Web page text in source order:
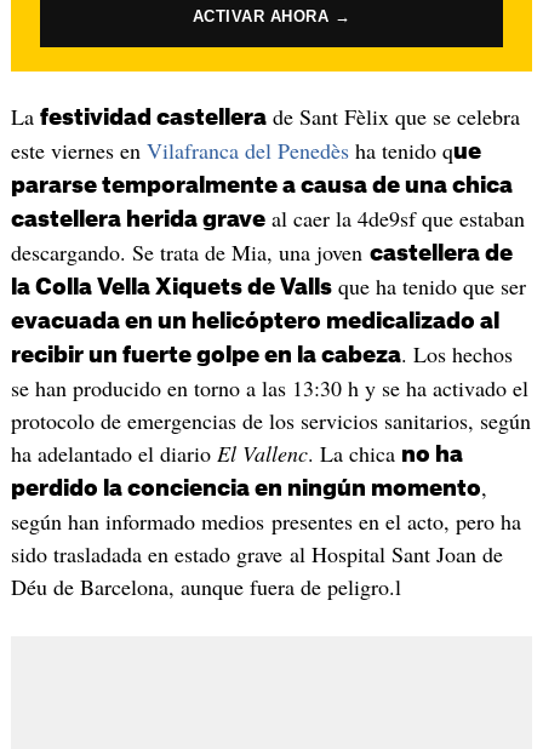
ACTIVAR AHORA →
La festividad castellerade Sant Fèlix que se celebra
este viernes en Vilafranca del Penedèsha tenido que
pararse temporalmente a causa de una chica
castellera herida graveal caer la 4de9sf que estaban
descargando. Se trata de Mia, una joven castellera de
la Colla Vella Xiquets de Vallsque ha tenido que ser
evacuada en un helicóptero medicalizado al
recibir un fuerte golpe en la cabeza. Los hechos
se han producido en torno a las 13:30 h y se ha activado el
protocolo de emergencias de los servicios sanitarios, según
ha adelantado el diario El Vallenc. La chica no ha
perdido la conciencia en ningún momento,
según han informado medios presentes en el acto, pero ha
sido trasladada en estado grave al Hospital Sant Joan de
Déu de Barcelona, aunque fuera de peligro.l